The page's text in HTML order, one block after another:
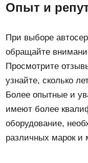
Опыт и
При выборе
обращайте
Просмотрите
узнайте, сколько
Более опытные и
имеют более
оборудование,
различных марок и